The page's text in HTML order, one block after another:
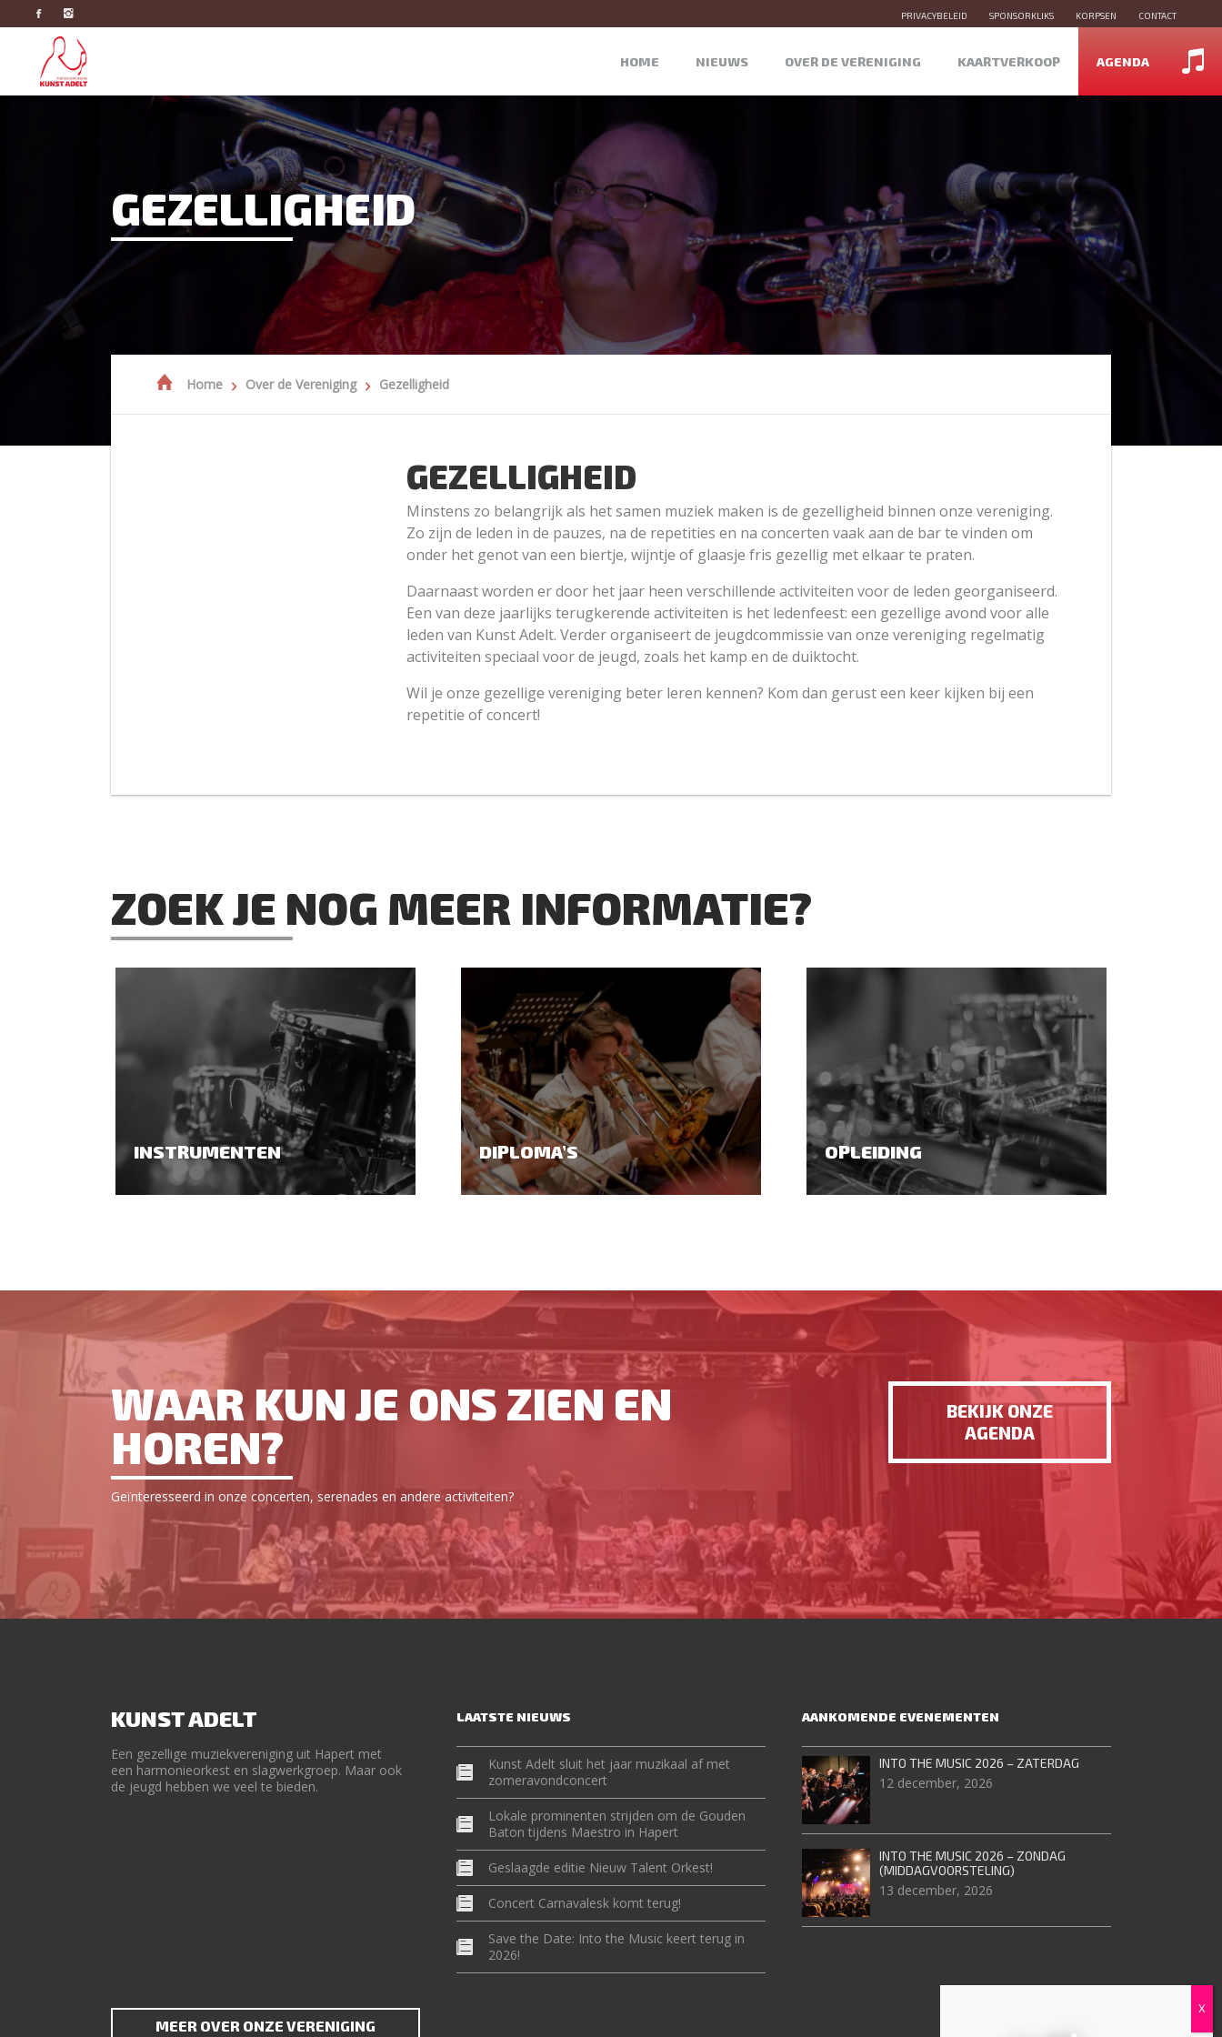
PRIVACYBELEID SPONSORKLIKS KORPSEN CONTACT
HOME NIEUWS OVER DE VERENIGING KAARTVERKOOP AGENDA
GEZELLIGHEID
Home Over de Vereniging Gezelligheid
GEZELLIGHEID
Minstens zo belangrijk als het samen muziek maken is de gezelligheid binnen onze vereniging.
Zo zijn de leden in de pauzes, na de repetities en na concerten vaak aan de bar te vinden om
onder het genot van een biertje, wijntje of glaasje fris gezellig met elkaar te praten.
Daarnaast worden er door het jaar heen verschillende activiteiten voor de leden georganiseerd.
Een van deze jaarlijks terugkerende activiteiten is het ledenfeest: een gezellige avond voor alle
leden van Kunst Adelt. Verder organiseert de jeugdcommissie van onze vereniging regelmatig
activiteiten speciaal voor de jeugd, zoals het kamp en de duiktocht.
Wil je onze gezellige vereniging beter leren kennen? Kom dan gerust een keer kijken bij een
repetitie of concert!
ZOEK JE NOG MEER INFORMATIE?
INSTRUMENTEN DIPLOMA’S OPLEIDING
WAAR KUN JE ONS ZIEN EN
HOREN?
Geïnteresseerd in onze concerten, serenades en andere activiteiten?
BEKIJK ONZE
AGENDA
KUNST ADELT
Een gezellige muziekvereniging uit Hapert met
een harmonieorkest en slagwerkgroep. Maar ook
de jeugd hebben we veel te bieden.
MEER OVER ONZE VERENIGING
LAATSTE NIEUWS
Kunst Adelt sluit het jaar muzikaal af met
zomeravondconcert
Lokale prominenten strijden om de Gouden
Baton tijdens Maestro in Hapert
Geslaagde editie Nieuw Talent Orkest!
Concert Carnavalesk komt terug!
Save the Date: Into the Music keert terug in
2026!
AANKOMENDE EVENEMENTEN
INTO THE MUSIC 2026 – ZATERDAG
12 december, 2026
INTO THE MUSIC 2026 – ZONDAG
(MIDDAGVOORSTELING)
13 december, 2026